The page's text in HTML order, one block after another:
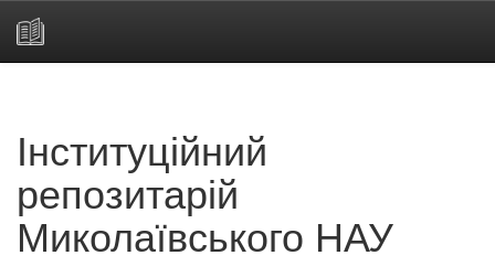
Інституційний
репозитарій
Миколаївського НАУ